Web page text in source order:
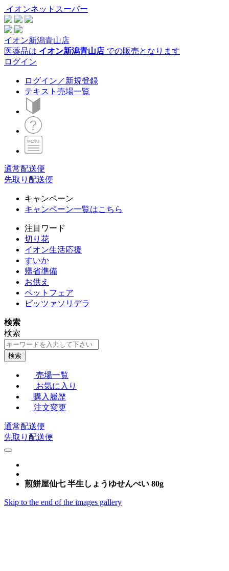
イオンネットスーパー
イオン新潟青山店
医薬品は イオン新潟青山店 での販売となります
ログイン
ログイン／新規登録
テキスト売場一覧
通常配送便
先取り配送便
キャンペーン
キャンペーン一覧はこちら
注目ワード
切り花
イオン生活応援
すいか
帰省準備
お供え
ペットフェア
ピッツァソリデラ
検索
検索
検索
売場一覧
お気に入り
購入履歴
注文変更
通常配送便
先取り配送便
煎餅屋仙七 半生しょうゆせんべい 80g
Skip to the end of the images gallery